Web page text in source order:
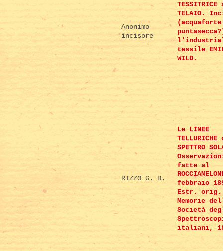
Anonimo
incisore
TESSITRICE
TELAIO.
tessile
WILD.
RIZZO G. B.
Le LINEE
SPETTRO
fatte al
febbraio
Estr. orig.
Memorie
Società
italiani,